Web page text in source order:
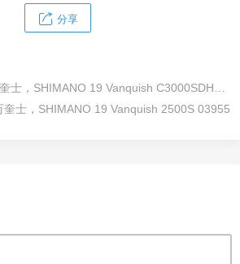
分享
禧玛诺19款万奎士，SHIMANO 19 Vanquish C3000SDHHG 03959
奎士，SHIMANO 19 Vanquish 2500S 03955